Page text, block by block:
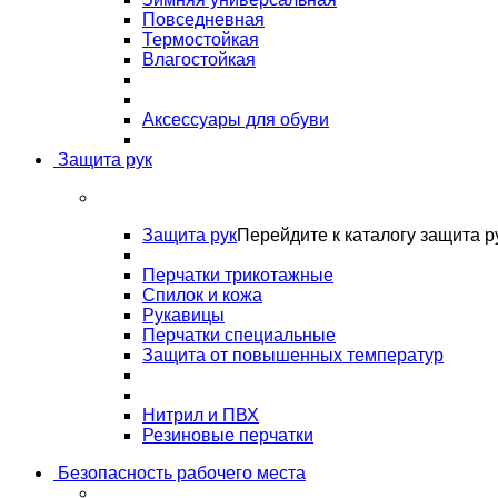
Повседневная
Термостойкая
Влагостойкая
Аксессуары для обуви
Защита рук
Защита рукПерейдите к каталогу защита
Перчатки трикотажные
Спилок и кожа
Рукавицы
Перчатки специальные
Защита от повышенных температур
Нитрил и ПВХ
Резиновые перчатки
Безопасность рабочего места